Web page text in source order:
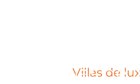
Villas de
Villas de